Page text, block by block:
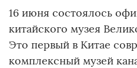
16 июня состоялось
китайского музея
Это первый в Китае
комплексный музей